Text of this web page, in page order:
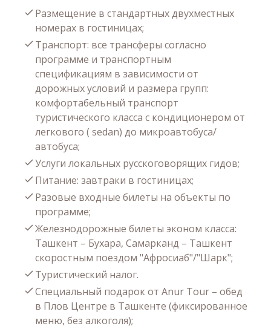
Размещение в стандартных двухместных
номерах в гостиницах;
Транспорт: все трансферы согласно
программе и транспортным
спецификациям в зависимости от
дорожных условий и размера групп:
комфортабельный транспорт
туристического класса с кондиционером от
легкового ( sedan) до микроавтобуса/
автобуса;
Услуги локальных русскоговорящих гидов;
Питание: завтраки в гостиницах;
Разовые входные билеты на объекты по
программе;
Железнодорожные билеты эконом класса:
Ташкент – Бухара, Самарканд – Ташкент
скоростным поездом "Афросиаб"/"Шарк";
Туристический налог.
Специальный подарок от Anur Tour – обед
в Плов Центре в Ташкенте (фиксированное
меню, без алкоголя);